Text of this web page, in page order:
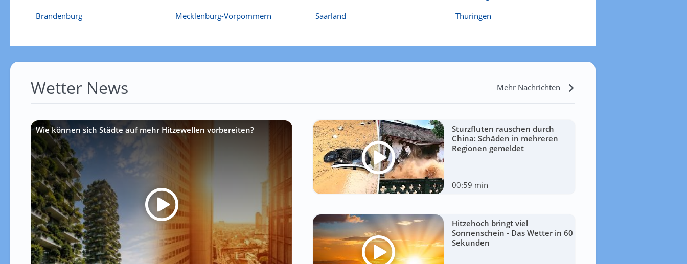
Brandenburg
Mecklenburg-Vorpommern
Saarland
Thüringen
Wetter News Mehr Nachrichten
Wie können sich Städte auf mehr Hitzewellen vorbereiten?
Sturzfluten rauschen durch
China: Schäden in mehreren
Regionen gemeldet
00:59 min
Hitzehoch bringt viel
Sonnenschein - Das Wetter in 60
Sekunden